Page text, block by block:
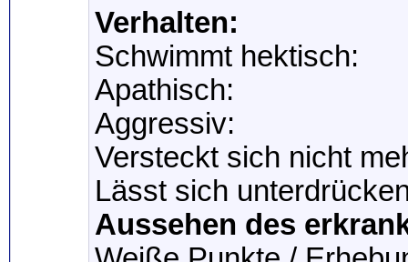
Verhalten:
Schwimmt hektisch:
Apathisch:
Aggressiv:
Versteckt sich nicht
Lässt sich
Aussehen des